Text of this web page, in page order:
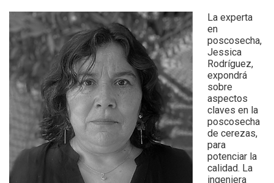
La experta
en
poscosecha,
Jessica
Rodríguez,
expondrá
sobre
aspectos
claves en la
poscosecha
de cerezas,
para
potenciar la
calidad. La
ingeniera